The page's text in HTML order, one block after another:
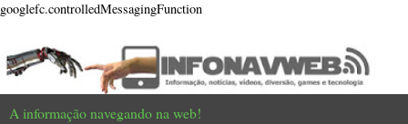
googlefc.controlledMessagingFunction
A informação navegando na web!